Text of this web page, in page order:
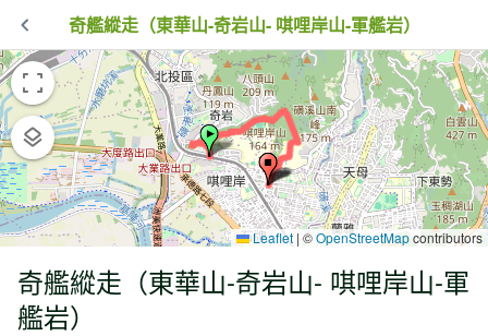
奇艦縱走（東華山-奇岩山- 唭哩岸山-軍艦岩）
Leaflet | ©OpenStreetMapcontributors
奇艦縱走（東華山-奇岩山- 唭哩岸山-軍
艦岩）